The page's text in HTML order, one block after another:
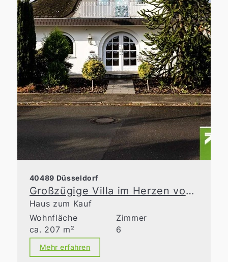
40489 Düsseldorf
Großzügige Villa im Herzen von Angermund
Haus zum Kauf
Wohnfläche
ca. 207 m²
Zimmer
6
Mehr erfahren